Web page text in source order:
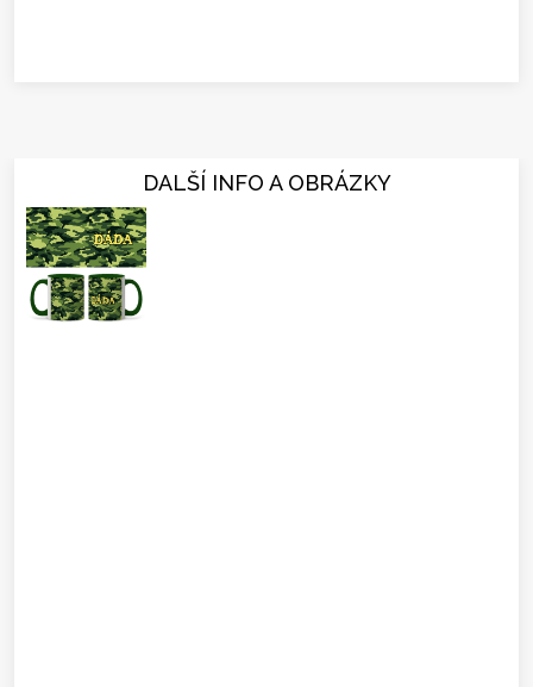
DALŠÍ INFO A OBRÁZKY